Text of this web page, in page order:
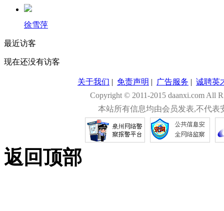
徐雪萍
最近访客
现在还没有访客
关于我们 | 免责声明 | 广告服务 | 诚聘英
Copyright © 2011-2015 daanxi.com All
本站所有信息均由会员发表,不代
返回顶部